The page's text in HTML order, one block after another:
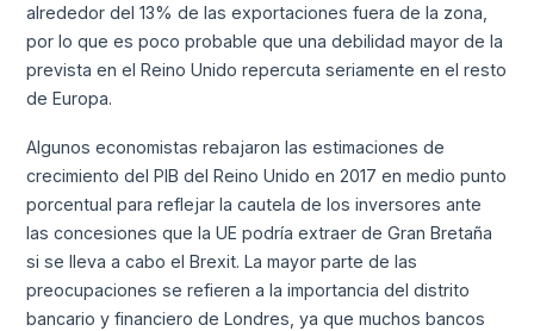
alrededor del 13% de las exportaciones fuera de la zona,
por lo que es poco probable que una debilidad mayor de la
prevista en el Reino Unido repercuta seriamente en el resto
de Europa.
Algunos economistas rebajaron las estimaciones de
crecimiento del PIB del Reino Unido en 2017 en medio punto
porcentual para reflejar la cautela de los inversores ante
las concesiones que la UE podría extraer de Gran Bretaña
si se lleva a cabo el Brexit. La mayor parte de las
preocupaciones se refieren a la importancia del distrito
bancario y financiero de Londres, ya que muchos bancos